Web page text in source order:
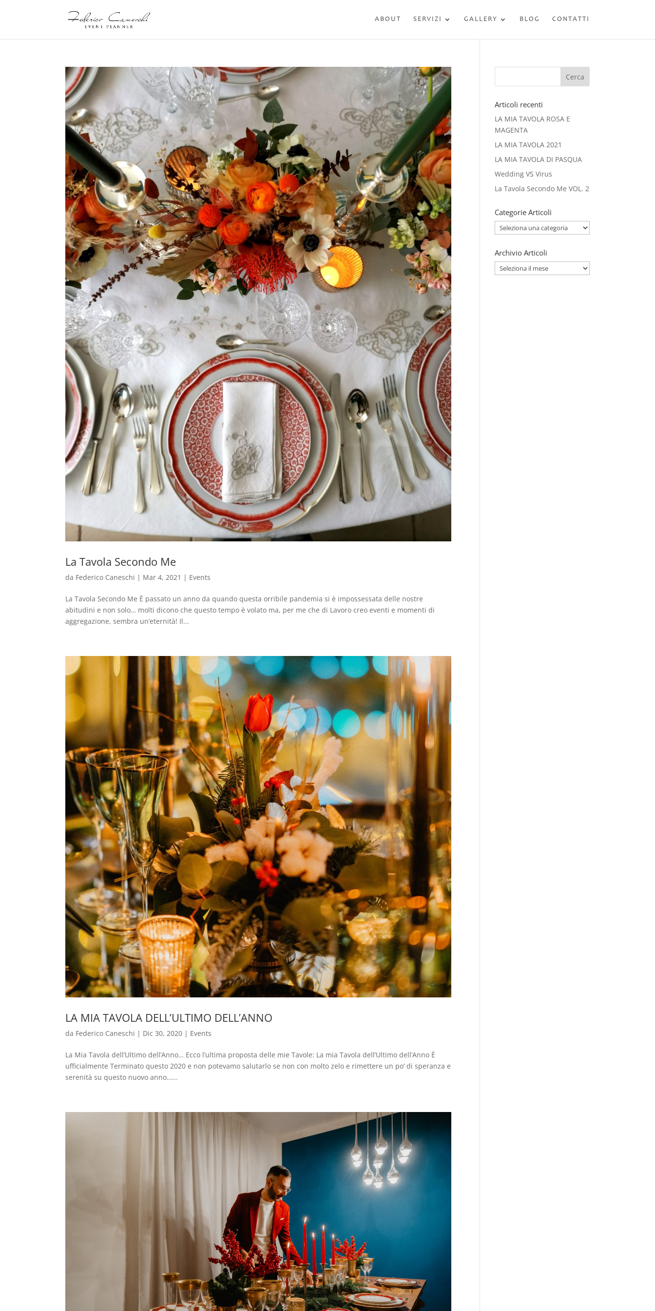
ABOUT SERVIZI GALLERY BLOG CONTATTI
La Tavola Secondo Me
da Federico Caneschi | Mar 4, 2021 | Events
La Tavola Secondo Me È passato un anno da quando questa orribile pandemia si è impossessata delle nostre
abitudini e non solo… molti dicono che questo tempo è volato ma, per me che di Lavoro creo eventi e momenti di
aggregazione, sembra un’eternità! Il...
LA MIA TAVOLA DELL’ULTIMO DELL’ANNO
da Federico Caneschi | Dic 30, 2020 | Events
La Mia Tavola dell’Ultimo dell’Anno… Ecco l’ultima proposta delle mie Tavole: La mia Tavola dell’Ultimo dell’Anno È
ufficialmente Terminato questo 2020 e non potevamo salutarlo se non con molto zelo e rimettere un po’ di speranza e
serenità su questo nuovo anno…...
Articoli recenti
LA MIA TAVOLA ROSA E
MAGENTA
LA MIA TAVOLA 2021
LA MIA TAVOLA DI PASQUA
Wedding VS Virus
La Tavola Secondo Me VOL. 2
Categorie Articoli
Categorie
Articoli
Archivio Articoli
Archivio
Articoli